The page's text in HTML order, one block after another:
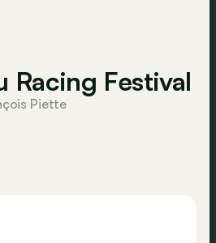
Racing Festival
Piette